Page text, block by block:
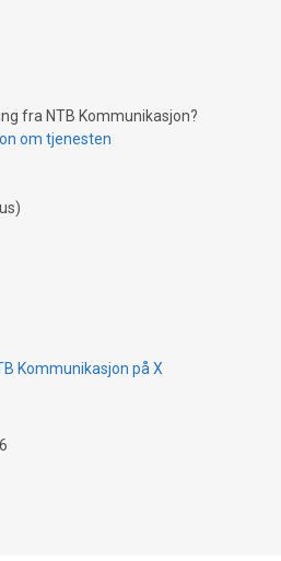
fra NTB Kommunikasjon?
om tjenesten
Kommunikasjon på X